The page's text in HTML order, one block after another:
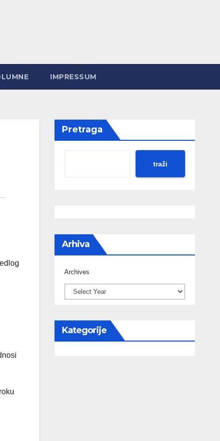
IMPRESSUM
Pretraga
traži
Arhiva
Archives
Kategorije